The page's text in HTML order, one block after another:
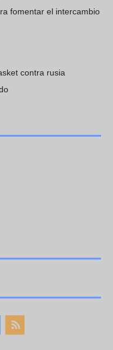
fomentar el intercambio
contra rusia